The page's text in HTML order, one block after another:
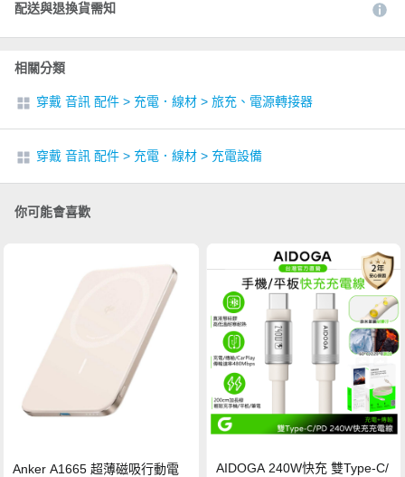
配送與退換貨需知
相關分類
穿戴 音訊 配件 > 充電．線材 > 旅充、電源轉接器
穿戴 音訊 配件 > 充電．線材 > 充電設備
你可能會喜歡
Anker A1665 超薄磁吸行動電
AIDOGA 240W快充 雙Type-C/